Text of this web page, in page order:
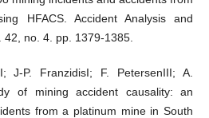
HFACS. Accident Analysis and
no. 4. pp. 1379-1385.
J-P. FranzidisI; F. PetersenIII; A.
of mining accident causality: an
from a platinum mine in South